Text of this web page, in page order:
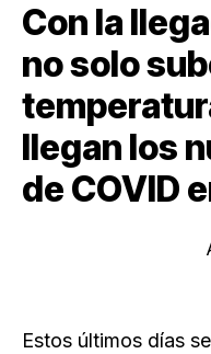
Con la
no solo
llegan los
de COVID
Estos últimos días